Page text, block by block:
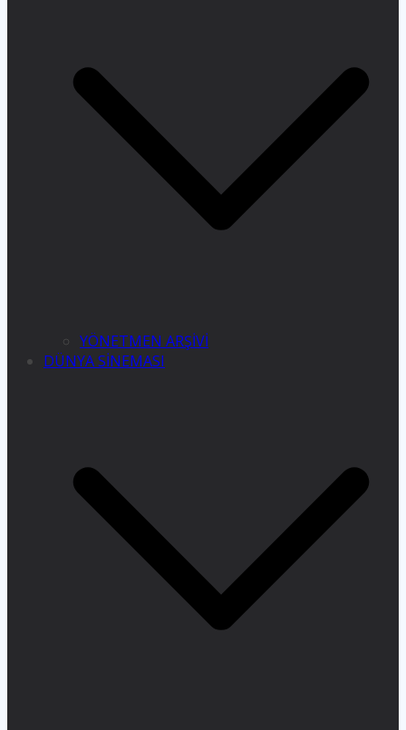
YÖNETMEN ARŞİVİ
DÜNYA SİNEMASI